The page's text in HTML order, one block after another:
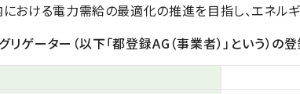
ける電力需給の最適化の推進を目指し、エネル
リゲーター（以下「都登録AG（事業者）」という）の